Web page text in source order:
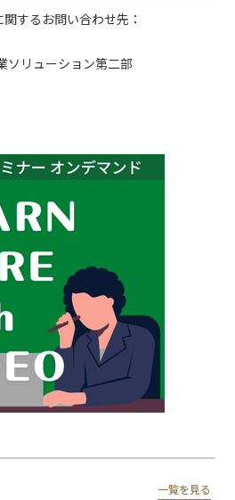
するお問い合わせ先：
ソリューション第二部
一覧を見る